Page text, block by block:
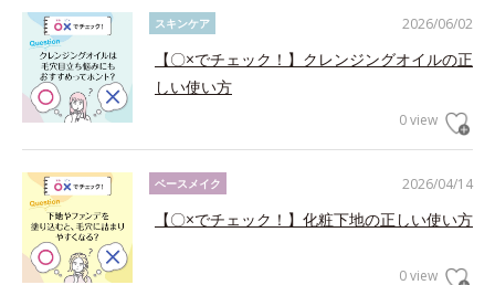
2026/06/02
スキンケア
【〇×でチェック！】クレンジングオイルの正
しい使い方
0 view
2026/04/14
ベースメイク
【〇×でチェック！】化粧下地の正しい使い方
0 view